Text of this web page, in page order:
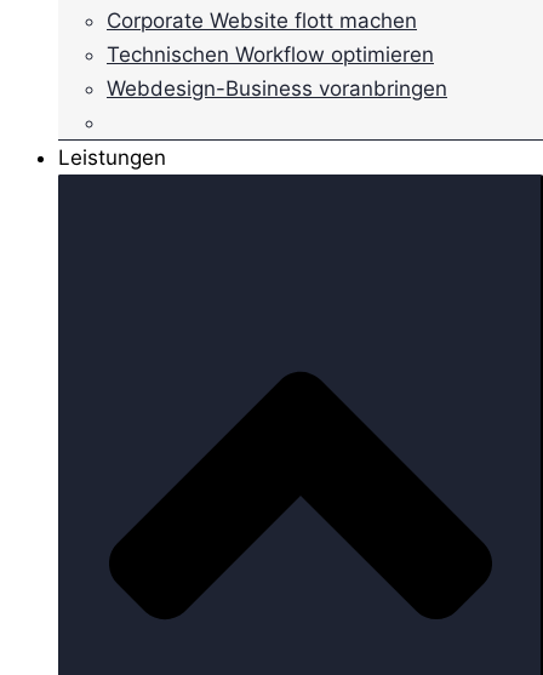
Corporate Website flott machen
Technischen Workflow optimieren
Webdesign-Business voranbringen
Leistungen